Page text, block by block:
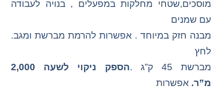
מוסכים,שטחי מחלקות במפעלים , בנויה לעבודה
עם שמנים
מבנה חזק במיוחד . אפשרות להרמת מברשת ומגב.
לחץ
מברשת 45 ק”ג .
הספק ניק
וי לשעה 2,000
מ”ר. אפשרות